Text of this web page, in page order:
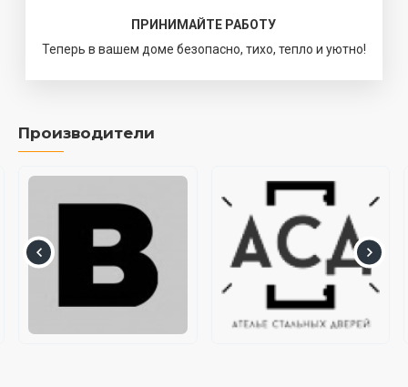
ПРИНИМАЙТЕ РАБОТУ
Теперь в вашем доме безопасно, тихо, тепло и уютно!
Производители